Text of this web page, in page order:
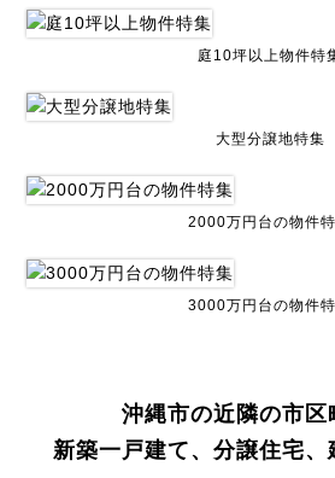
庭10坪以上物件特
大型分譲地特集
2000万円台の物件
3000万円台の物件
沖縄市の近隣の市区
新築一戸建て、分譲住宅